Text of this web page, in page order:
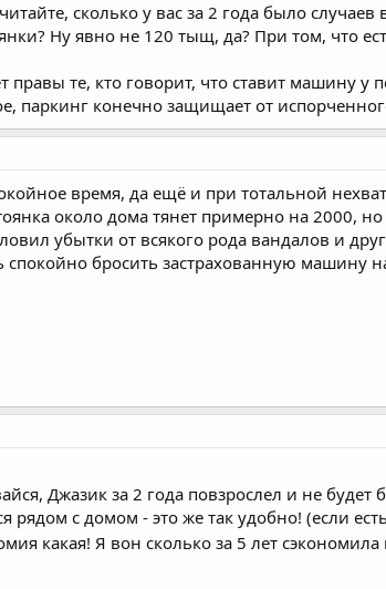
сколько у вас за 2 года было
Ну явно не 120 тыщ, да? При том, что
правы те, кто говорит, что ставит машину у
паркинг конечно защищает от
время, да ещё и при тотальной
около дома тянет примерно на 2000,
убытки от всякого рода вандалов и
спокойно бросить застрахованную машину
Джазик за 2 года повзрослел и не будет
рядом с домом - это же так удобно! (если
какая! Я вон сколько за 5 лет сэкономила